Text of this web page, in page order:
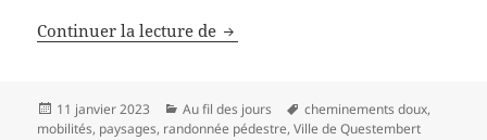
Continuer la lecture de Nos chemins noirs
Publié
le
11 janvier 2023 Catégories
Au fil des jours
Mots-
clés
cheminements doux,
mobilités, paysages, randonnée pédestre,Ville de Questembert